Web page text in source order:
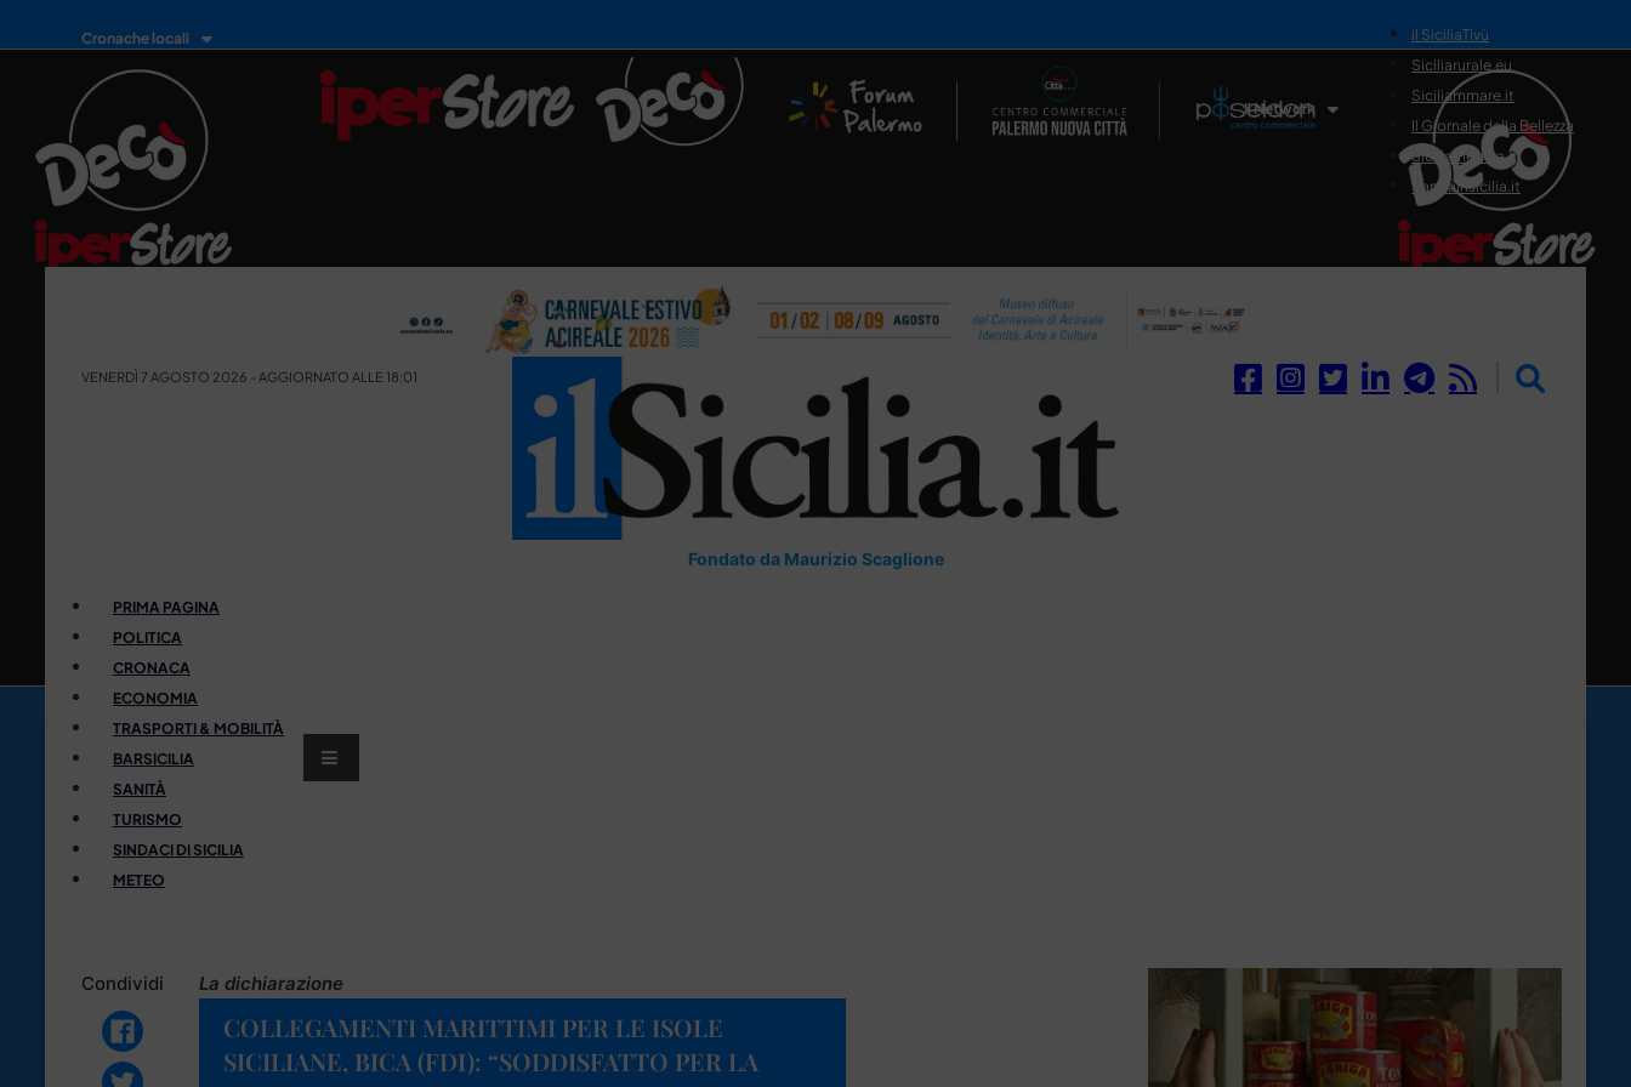
Cronache locali
Il Network
il SiciliaTivù
Siciliarurale.eu
Siciliammare.it
Il Giornale della Bellezza
Siciliamedica.it
Sanitainsicilia.it
VENERDÌ 7 AGOSTO 2026 - AGGIORNATO ALLE 18:01
Fondato da Maurizio Scaglione
PRIMA PAGINA
POLITICA
CRONACA
ECONOMIA
TRASPORTI & MOBILITÀ
BARSICILIA
SANITÀ
TURISMO
SINDACI DI SICILIA
METEO
Condividi La dichiarazione
COLLEGAMENTI MARITTIMI PER LE ISOLE
SICILIANE, BICA (FDI): “SODDISFATTO PER LA